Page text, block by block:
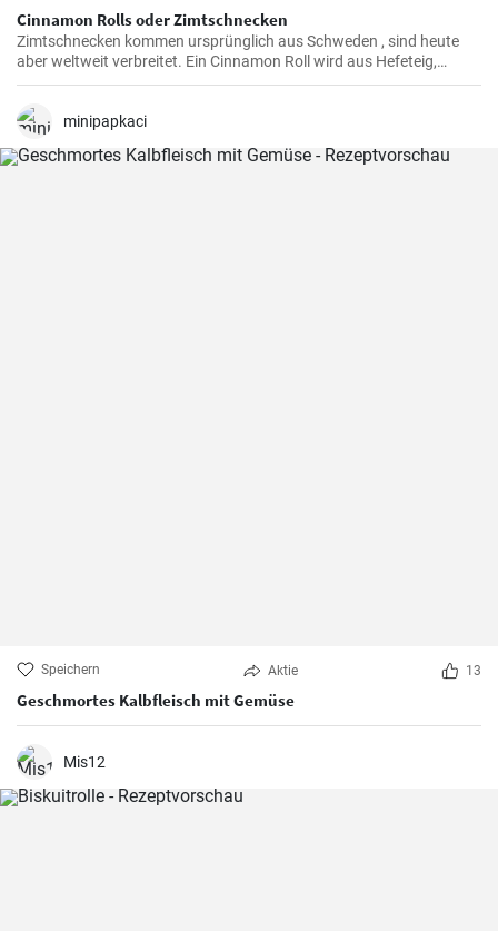
Cinnamon Rolls oder Zimtschnecken
Zimtschnecken kommen ursprünglich aus Schweden , sind heute
aber weltweit verbreitet. Ein Cinnamon Roll wird aus Hefeteig,
Butter, Zimt und Zucker zubereitet . Ihre Kinder und Kaffeegäste
minipapkaci
Speichern Aktie 13
Geschmortes Kalbfleisch mit Gemüse
Mis12